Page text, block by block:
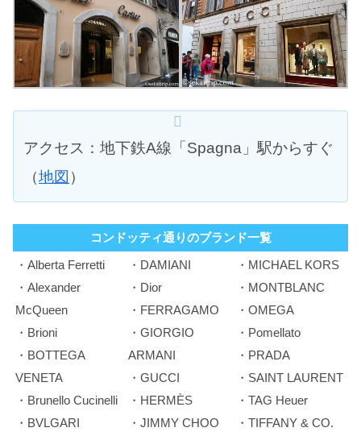
アクセス：地下鉄A線「Spagna」駅からすぐ
（地図 ）
コンドッティ通りのブランド一覧
・Alberta Ferretti
・Alexander
McQueen
・Brioni
・BOTTEGA
VENETA
・Brunello Cucinelli
・BVLGARI
・DAMIANI
・Dior
・FERRAGAMO
・GIORGIO
ARMANI
・GUCCI
・HERMÈS
・JIMMY CHOO
・MICHAEL KORS
・MONTBLANC
・OMEGA
・Pomellato
・PRADA
・SAINT LAURENT
・TAG Heuer
・TIFFANY & CO.